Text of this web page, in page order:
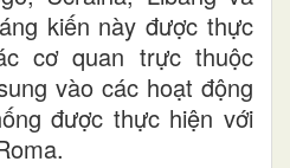
kiến này được thực
cơ quan trực thuộc
vào các hoạt động
được thực hiện với